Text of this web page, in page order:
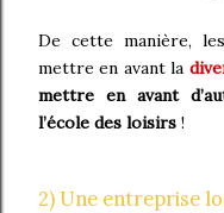
De cette manière,
mettre en avant la
mettre en avant
l’école des loisirs !
2) Une entreprise